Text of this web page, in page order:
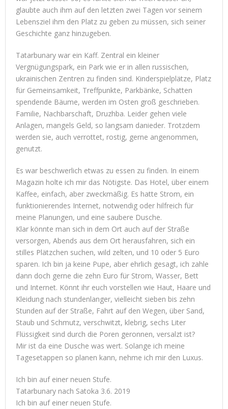
glaubte auch ihm auf den letzten zwei Tagen vor seinem
Lebensziel ihm den Platz zu geben zu müssen, sich seiner
Geschichte ganz hinzugeben.
Tatarbunary war ein Kaff. Zentral ein kleiner
Vergnügungspark, ein Park wie er in allen russischen,
ukrainischen Zentren zu finden sind. Kinderspielplätze, Platz
für Gemeinsamkeit, Treffpunkte, Parkbänke, Schatten
spendende Bäume, werden im Osten groß geschrieben.
Familie, Nachbarschaft, Druzhba. Leider gehen viele
Anlagen, mangels Geld, so langsam danieder. Trotzdem
werden sie, auch verrottet, rostig, gerne angenommen,
genutzt.
Es war beschwerlich etwas zu essen zu finden. In einem
Magazin holte ich mir das Nötigste. Das Hotel, über einem
Kaffee, einfach, aber zweckmäßig. Es hatte Strom, ein
funktionierendes Internet, notwendig oder hilfreich für
meine Planungen, und eine saubere Dusche.
Klar könnte man sich in dem Ort auch auf der Straße
versorgen, Abends aus dem Ort herausfahren, sich ein
stilles Plätzchen suchen, wild zelten, und 10 oder 5 Euro
sparen. Ich bin ja keine Pupe, aber ehrlich gesagt, ich zahle
dann doch gerne die zehn Euro für Strom, Wasser, Bett
und Internet. Könnt ihr euch vorstellen wie Haut, Haare und
Kleidung nach stundenlanger, vielleicht sieben bis zehn
Stunden auf der Straße, Fahrt auf den Wegen, über Sand,
Staub und Schmutz, verschwitzt, klebrig, sechs Liter
Flüssigkeit sind durch die Poren geronnen, versalzt ist?
Mir ist da eine Dusche was wert. Solange ich meine
Tagesetappen so planen kann, nehme ich mir den Luxus.
Ich bin auf einer neuen Stufe.
Tatarbunary nach Satoka 3.6. 2019
Ich bin auf einer neuen Stufe.